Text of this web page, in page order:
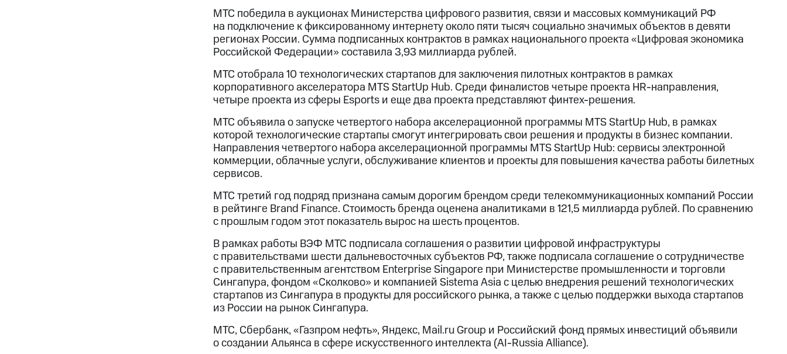
МТС победила в аукционах Министерства цифрового развития, связи и массовых коммуникаций РФ
на подключение к фиксированному интернету около пяти тысяч социально значимых объектов в девяти
регионах России. Сумма подписанных контрактов в рамках национального проекта «Цифровая экономика
Российской Федерации» составила 3,93 миллиарда рублей.
МТС отобрала 10 технологических стартапов для заключения пилотных контрактов в рамках
корпоративного акселератора MTS StartUp Hub. Среди финалистов четыре проекта HR-направления,
четыре проекта из сферы Esports и еще два проекта представляют финтех-решения.
МТС объявила о запуске четвертого набора акселерационной программы MTS StartUp Hub, в рамках
которой технологические стартапы смогут интегрировать свои решения и продукты в бизнес компании.
Направления четвертого набора акселерационной программы MTS StartUp Hub: сервисы электронной
коммерции, облачные услуги, обслуживание клиентов и проекты для повышения качества работы билетных
сервисов.
МТС третий год подряд признана самым дорогим брендом среди телекоммуникационных компаний России
в рейтинге Brand Finance. Стоимость бренда оценена аналитиками в 121,5 миллиарда рублей. По сравнению
с прошлым годом этот показатель вырос на шесть процентов.
В рамках работы ВЭФ МТС подписала соглашения о развитии цифровой инфраструктуры
с правительствами шести дальневосточных субъектов РФ, также подписала соглашение о сотрудничестве
с правительственным агентством Enterprise Singapore при Министерстве промышленности и торговли
Сингапура, фондом «Сколково» и компанией Sistema Asia с целью внедрения решений технологических
стартапов из Сингапура в продукты для российского рынка, а также с целью поддержки выхода стартапов
из России на рынок Сингапура.
МТС, Сбербанк, «Газпром нефть», Яндекс, Mail.ru Group и Российский фонд прямых инвестиций объявили
о создании Альянса в сфере искусственного интеллекта (AI-Russia Alliance).